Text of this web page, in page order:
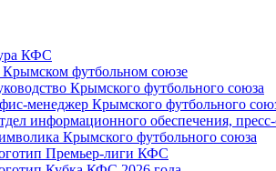
КФС
футбольном союзе
Крымского футбольного союза
менеджер Крымского футбольного
информационного обеспечения,
Крымского футбольного союза
Премьер-лиги КФС